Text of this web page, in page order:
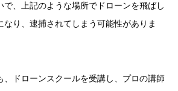
で、上記のような場所でドローンを飛ばし
なり、逮捕されてしまう可能性がありま
、ドローンスクールを受講し、プロの講師